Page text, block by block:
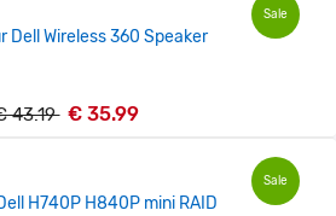
Sale
Dell Wireless 360 Speaker
43.19 € 35.99
Sale
H740P H840P mini RAID